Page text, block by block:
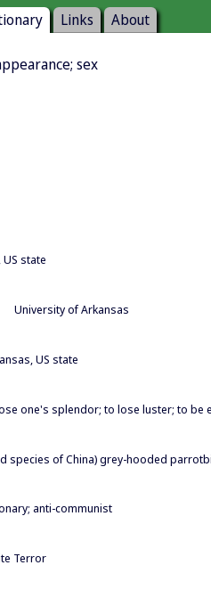
Links About
sex
state
University of Arkansas
US state
one's splendor; to lose luster; to be
species of China) grey-hooded
anti-communist
Terror